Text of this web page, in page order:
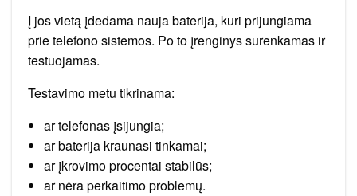
Į jos vietą įdedama nauja baterija, kuri prijungiama
prie telefono sistemos. Po to įrenginys surenkamas ir
testuojamas.
Testavimo metu tikrinama:
ar telefonas įsijungia;
ar baterija kraunasi tinkamai;
ar įkrovimo procentai stabilūs;
ar nėra perkaitimo problemų.